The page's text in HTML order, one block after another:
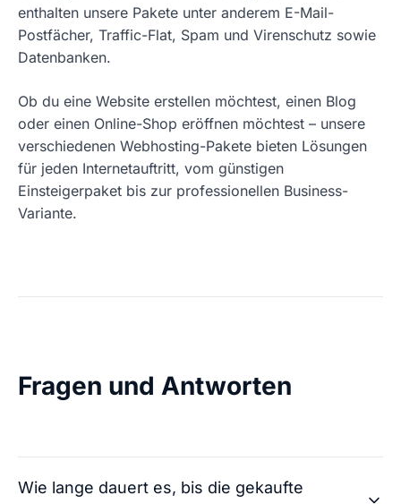
enthalten unsere Pakete unter anderem E-Mail-
Postfächer, Traffic-Flat, Spam und Virenschutz sowie
Datenbanken.
Ob du eine Website erstellen möchtest, einen Blog
oder einen Online-Shop eröffnen möchtest – unsere
verschiedenen Webhosting-Pakete bieten Lösungen
für jeden Internetauftritt, vom günstigen
Einsteigerpaket bis zur professionellen Business-
Variante.
Fragen und Antworten
Wie lange dauert es, bis die gekaufte